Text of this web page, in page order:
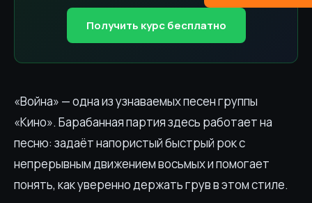
Получить курс бесплатно
«Война» — одна из узнаваемых песен группы
«Кино». Барабанная партия здесь работает на
песню: задаёт напористый быстрый рок с
непрерывным движением восьмых и помогает
понять, как уверенно держать грув в этом стиле.